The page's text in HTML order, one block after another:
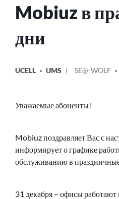
Mobiuz в
дни
В
UCELL UMS
ОТ
SE@-WOLF
Уважаемые абоненты!
Mobiuz поздравляет Вас с
информирует о графике
обслуживанию в
31 декабря – офисы